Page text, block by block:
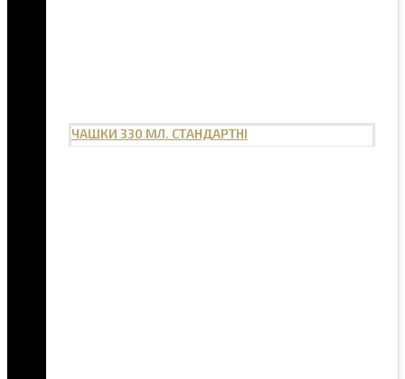
ЧАШКИ 330 МЛ. СТАНДАРТНІ